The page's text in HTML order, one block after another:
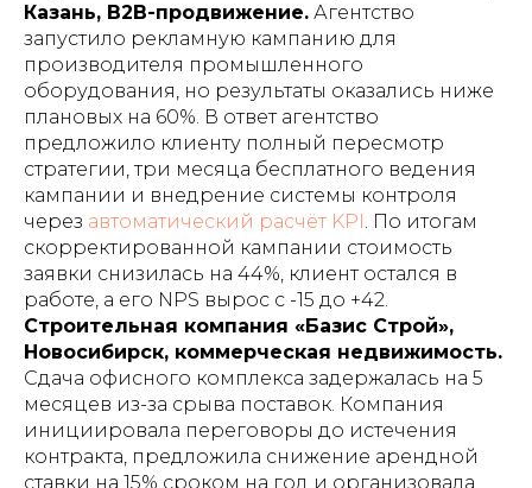
Казань, B2B-продвижение. Агентство
запустило рекламную кампанию для
производителя промышленного
оборудования, но результаты оказались ниже
плановых на 60%. В ответ агентство
предложило клиенту полный пересмотр
стратегии, три месяца бесплатного ведения
кампании и внедрение системы контроля
через автоматический расчёт KPI . По итогам
скорректированной кампании стоимость
заявки снизилась на 44%, клиент остался в
работе, а его NPS вырос с -15 до +42.
Строительная компания «Базис Строй»,
Новосибирск, коммерческая недвижимость.
Сдача офисного комплекса задержалась на 5
месяцев из-за срыва поставок. Компания
инициировала переговоры до истечения
контракта, предложила снижение арендной
ставки на 15% сроком на год и организовала